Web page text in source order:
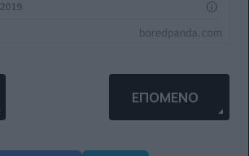
ΆΡΘΡΟ: ΆΛΛΑΞΈ ΤΟ!: ΜΙΑΕΠΌΜΕΝΟ ΆΡΘΡΟ:
ΕΠΌΜΕΝΟ